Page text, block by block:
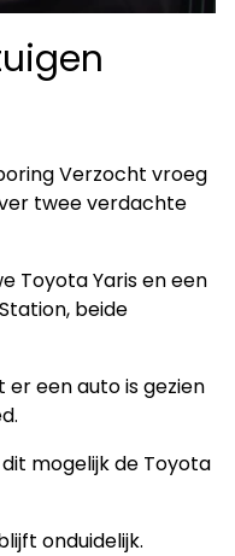
Verzocht vroeg
twee verdachte
Toyota Yaris en een
beide
een auto is gezien
mogelijk de Toyota
onduidelijk.